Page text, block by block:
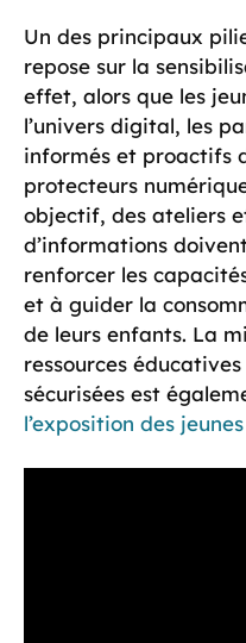
Un des principaux
repose sur la
effet, alors que les
l’univers digital, les
informés et proactifs
protecteurs
objectif, des ateliers
d’informations
renforcer les
et à guider la
de leurs enfants. La
ressources
sécurisées est
l’exposition des